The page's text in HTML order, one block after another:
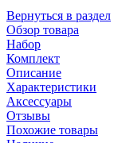
Вернуться в раздел
Обзор товара
Набор
Комплект
Описание
Характеристики
Аксессуары
Отзывы
Похожие товары